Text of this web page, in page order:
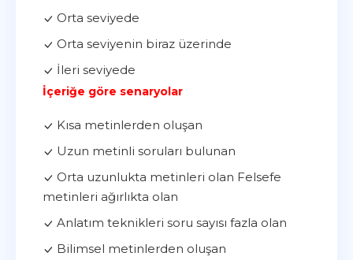
Orta seviyede
Orta seviyenin biraz üzerinde
İleri seviyede
İçeriğe göre senaryolar
Kısa metinlerden oluşan
Uzun metinli soruları bulunan
Orta uzunlukta metinleri olan Felsefe
metinleri ağırlıkta olan
Anlatım teknikleri soru sayısı fazla olan
Bilimsel metinlerden oluşan